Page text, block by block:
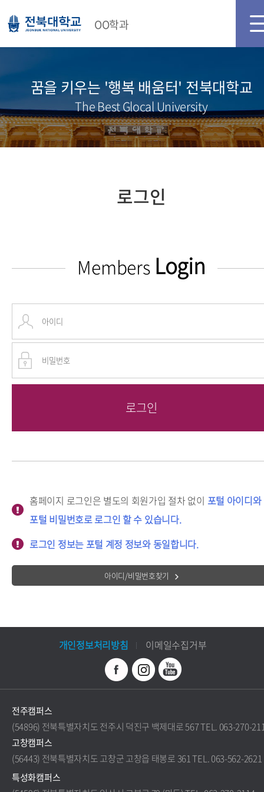
OO학과
꿈을 키우는 '행복 배움터' 전북대학교
The Best Glocal University
로그인
Members Login
홈페이지 로그인은 별도의 회원가입 절차 없이 포털 아이디와
포털 비밀번호로 로그인 할 수 있습니다.
로그인 정보는 포털 계정 정보와 동일합니다.
아이디/비밀번호찾기
개인정보처리방침 이메일수집거부
전주캠퍼스
(54896) 전북특별자치도 전주시 덕진구 백제대로 567 TEL. 063-270-
고창캠퍼스
(56443) 전북특별자치도 고창군 고창읍 태봉로 361 TEL. 063-562-2621
특성화캠퍼스